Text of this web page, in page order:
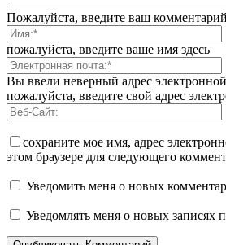
Пожалуйста, введите ваш
пожалуйста, введите ваше имя здесь
Вы ввели неверный адрес
пожалуйста, введите свой адрес
сохраните мое имя, адрес
этом браузере для следующего
Уведомить меня о новых
Уведомлять меня о новых записях